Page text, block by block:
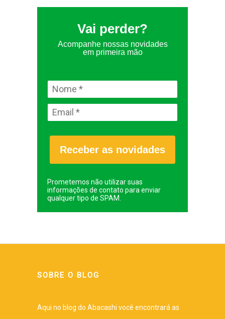
Vai perder?
Acompanhe nossas novidades
em primeira mão
Receber as novidades
Prometemos não utilizar suas
informações de contato para enviar
qualquer tipo de SPAM.
SOBRE O BLOG
Aqui no blog do Abacashi você encontrará as